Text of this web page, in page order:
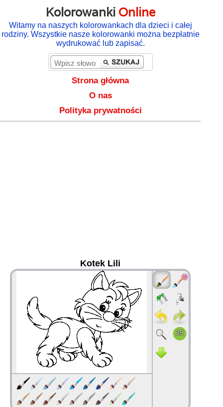
Kolorowanki Online
Witamy na naszych kolorowankach dla dzieci i całej
rodziny. Wszystkie nasze kolorowanki można bezpłatnie
wydrukować lub zapisać.
Strona główna
O nas
Polityka prywatności
Kotek Lili